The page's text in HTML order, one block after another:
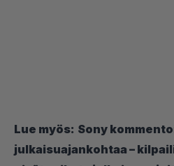
Lue myös: Sony
julkaisuajankohtaa –